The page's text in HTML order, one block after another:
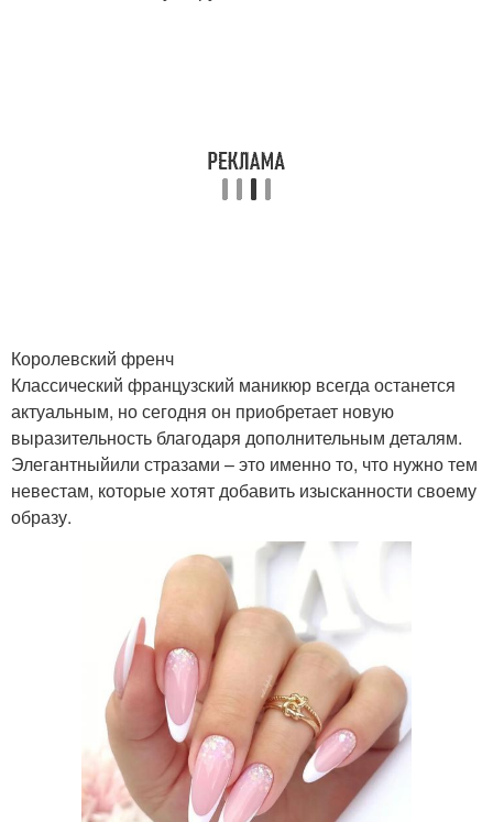
Королевский френч
Классический французский маникюр всегда останется
актуальным, но сегодня он приобретает новую
выразительность благодаря дополнительным деталям.
Элегантныйили стразами – это именно то, что нужно тем
невестам, которые хотят добавить изысканности своему
образу.